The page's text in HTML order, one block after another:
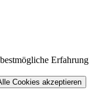
Erfahrung
Cookies akzeptieren